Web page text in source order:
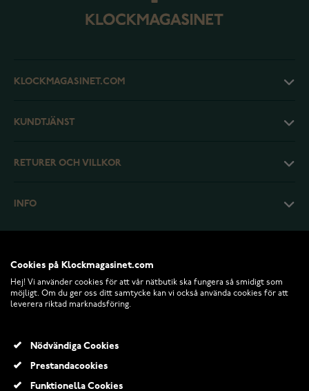
KLOCKMAGASINET.COM
KUNDTJÄNST
RETURER OCH VILLKOR
INFO
© 2026 Klockmagasinet.com
Cookies på Klockmagasinet.com
Hej! Vi använder cookies för att vår nätbutik ska fungera så smidigt som
möjligt. Om du ger oss ditt samtycke kan vi också använda cookies för att
leverera riktad marknadsföring.
Nödvändiga Cookies
Prestandacookies
Funktionella Cookies